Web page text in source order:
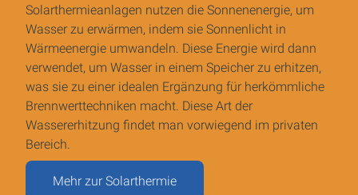
Solarthermieanlagen nutzen die Sonnenenergie, um
Wasser zu erwärmen, indem sie Sonnenlicht in
Wärmeenergie umwandeln. Diese Energie wird dann
verwendet, um Wasser in einem Speicher zu erhitzen,
was sie zu einer idealen Ergänzung für herkömmliche
Brennwerttechniken macht. Diese Art der
Wassererhitzung findet man vorwiegend im privaten
Bereich.
Mehr zur Solarthermie